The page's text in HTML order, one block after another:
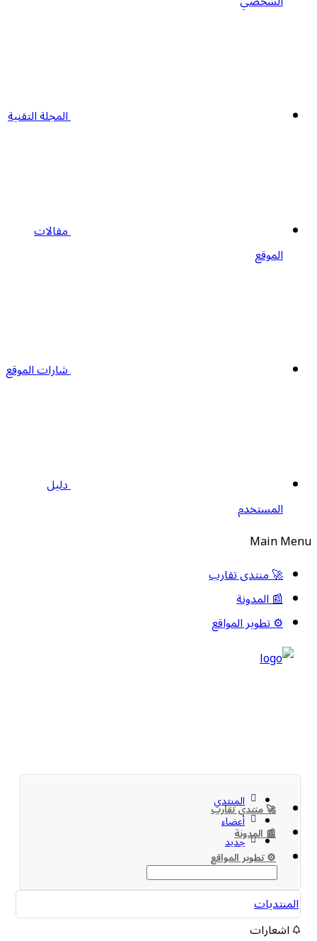
المجلة التقنية
مقالات
الموقع
شارات الموقع
دليل
المستخدم
Main Menu
🚀 منتدى تقارب
📰 المدونة
⚙️ تطوير المواقع
🚀 منتدى تقارب
📰 المدونة
⚙️ تطوير المواقع
المنتدي
أعضاء
جديد
المنتديات
اشعارات